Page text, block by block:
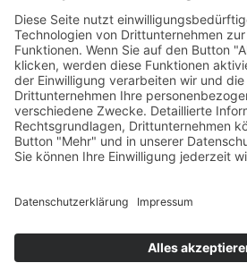
AGB
Zahlung und
Größenrechner
Rücknahme